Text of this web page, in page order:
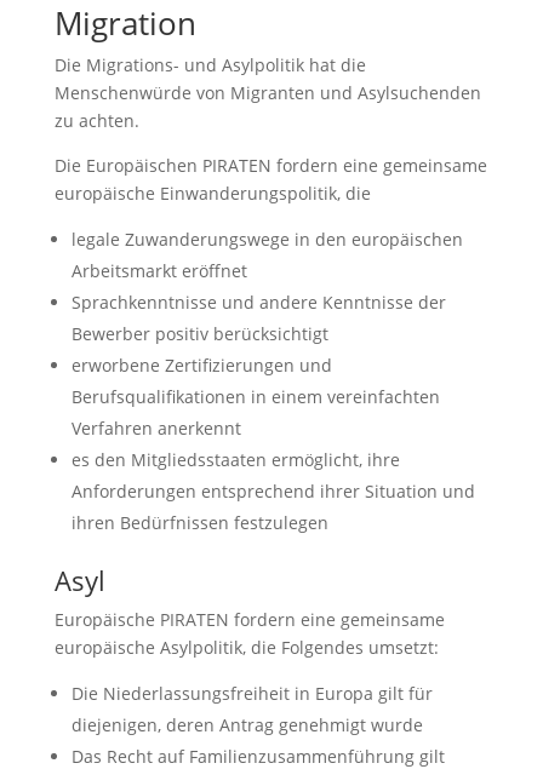
Migration
Die Migrations- und Asylpolitik hat die
Menschenwürde von Migranten und Asylsuchenden
zu achten.
Die Europäischen PIRATEN fordern eine gemeinsame
europäische Einwanderungspolitik, die
legale Zuwanderungswege in den europäischen
Arbeitsmarkt eröffnet
Sprachkenntnisse und andere Kenntnisse der
Bewerber positiv berücksichtigt
erworbene Zertifizierungen und
Berufsqualifikationen in einem vereinfachten
Verfahren anerkennt
es den Mitgliedsstaaten ermöglicht, ihre
Anforderungen entsprechend ihrer Situation und
ihren Bedürfnissen festzulegen
Asyl
Europäische PIRATEN fordern eine gemeinsame
europäische Asylpolitik, die Folgendes umsetzt:
Die Niederlassungsfreiheit in Europa gilt für
diejenigen, deren Antrag genehmigt wurde
Das Recht auf Familienzusammenführung gilt